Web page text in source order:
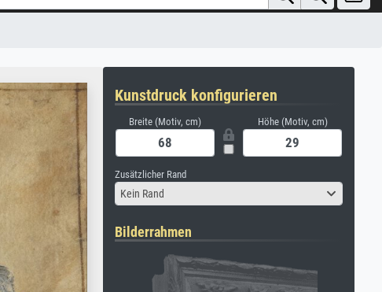
Kunstdruck konfigurieren
Breite (Motiv, cm) Höhe (Motiv, cm)
Zusätzlicher Rand
Kein Rand
Bilderrahmen